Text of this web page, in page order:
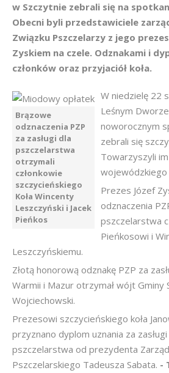
w Szczytnie zebrali się na
Obecni byli przedstawiciele
Związku Pszczelarzy z jego
Zyskiem na czele. Odznakami i
członków oraz przyjaciół koła.
Brązowe
odznaczenia PZP
za zasługi dla
pszczelarstwa
otrzymali
członkowie
szczycieńskiego
Koła Wincenty
Leszczyński i Jacek
Pieńkos
W niedzielę 22
Leśnym
noworocznym
zebrali się
Towarzyszyli
wojewódzkiego
Prezes Józef
odznaczenia
pszczelarstwa
Pieńkosowi i
Leszczyńskiemu.
Złotą honorową odznakę PZP za
Warmii i Mazur otrzymał wójt Gminy
Wojciechowski.
Prezesowi szczycieńskiego koła
przyznano dyplom uznania za
pszczelarstwa od prezydenta
Pszczelarskiego Tadeusza Sabata. -